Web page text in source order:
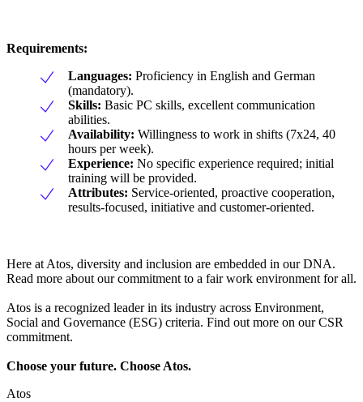
Requirements:
Languages: Proficiency in English and German
(mandatory).
Skills: Basic PC skills, excellent communication
abilities.
Availability: Willingness to work in shifts (7x24, 40
hours per week).
Experience: No specific experience required; initial
training will be provided.
Attributes: Service-oriented, proactive cooperation,
results-focused, initiative and customer-oriented.
Here at Atos, diversity and inclusion are embedded in our DNA.
Read more about our commitment to a fair work environment for all.
Atos is a recognized leader in its industry across Environment,
Social and Governance (ESG) criteria. Find out more on our CSR
commitment.
Choose your future. Choose Atos.
Atos